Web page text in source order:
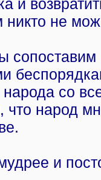
и
не
сопоставим
со
что народ
и